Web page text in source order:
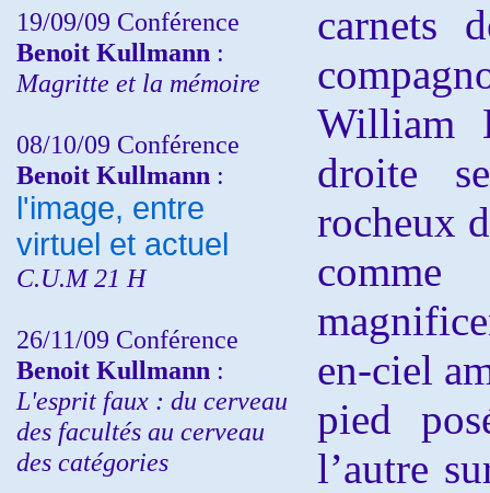
19/09/09 Conférence
Benoit Kullmann :
Magritte et la mémoire
08/10/09 Conférence
Benoit Kullmann :
l'image, entre
virtuel et actuel
C.U.M 21 H
26/11/09 Conférence
Benoit Kullmann :
L'esprit faux : du cerveau
des facultés au cerveau
des catégories
carnets
William
droite
rocheux
en-ciel
pied
l’autre